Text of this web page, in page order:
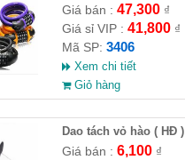
Giá bán : 47,300₫
Giá sỉ VIP : 41,800₫
Mã SP: 3406
Xem chi tiết
Giỏ hàng
Dao tách vỏ hào ( HĐ )
Giá bán : 6,100₫